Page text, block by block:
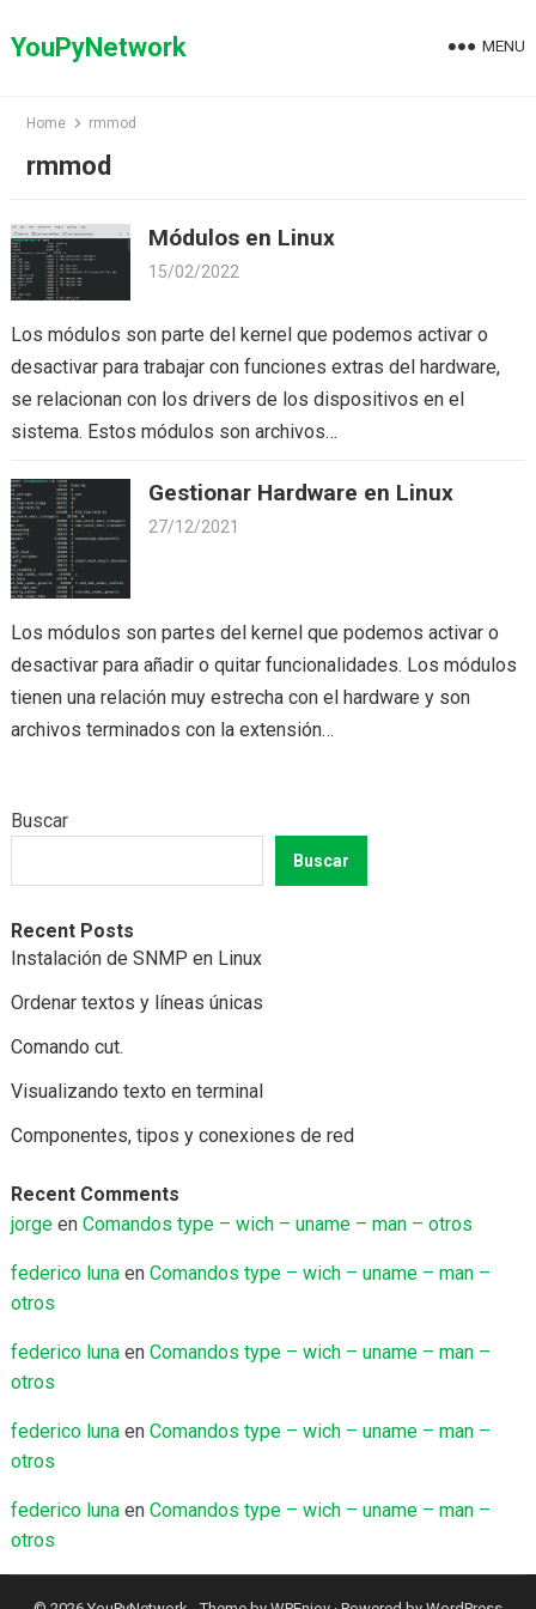
toYouPyNetwork MENU
Home rmmod
rmmod
Módulos en Linux
15/02/2022
Los módulos son parte del kernel que podemos activar o
desactivar para trabajar con funciones extras del hardware,
se relacionan con los drivers de los dispositivos en el
sistema. Estos módulos son archivos…
Gestionar Hardware en Linux
27/12/2021
Los módulos son partes del kernel que podemos activar o
desactivar para añadir o quitar funcionalidades. Los módulos
tienen una relación muy estrecha con el hardware y son
archivos terminados con la extensión…
Buscar
Buscar
Recent Posts
Instalación de SNMP en Linux
Ordenar textos y líneas únicas
Comando cut.
Visualizando texto en terminal
Componentes, tipos y conexiones de red
Recent Comments
jorgeen Comandos type – wich – uname – man – otros
federico lunaen Comandos type – wich – uname – man –
otros
federico lunaen Comandos type – wich – uname – man –
otros
federico lunaen Comandos type – wich – uname – man –
otros
federico lunaen Comandos type – wich – uname – man –
otros